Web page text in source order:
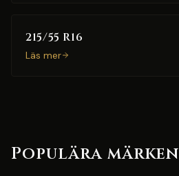
215/55 R16
Läs mer
Populära märken